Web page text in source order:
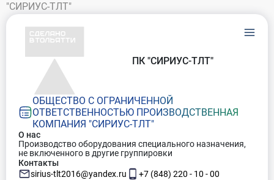
"СИРИУС-ТЛТ"
ОБЩЕСТВО С ОГРАНИЧЕННОЙ
ОТВЕТСТВЕННОСТЬЮ ПРОИЗВОДСТВЕННАЯ
КОМПАНИЯ "СИРИУС-ТЛТ"
ПК "СИРИУС-ТЛТ"
О нас
Производство оборудования специального назначения,
не включенного в другие группировки
Контакты
sirius-tlt2016@yandex.ru
+7 (848) 220 - 10 - 00